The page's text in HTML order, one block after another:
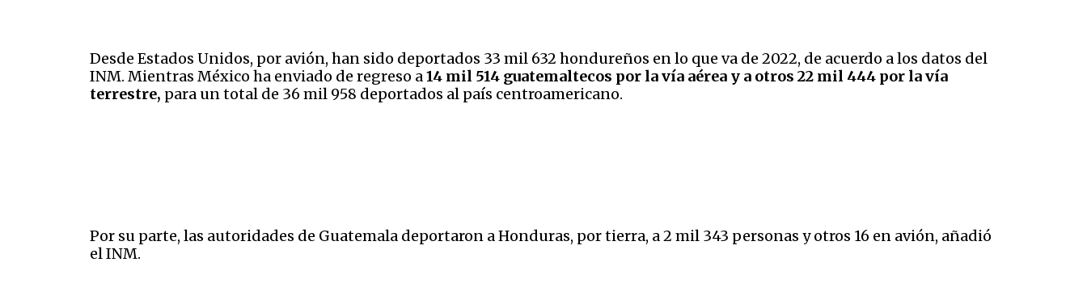
Desde Estados Unidos, por avión, han sido deportados 33 mil 632 hondureños en lo que va de 2022, de acuerdo a los datos del
INM. Mientras México ha enviado de regreso a 14 mil 514 guatemaltecos por la vía aérea y a otros 22 mil 444 por la vía
terrestre, para un total de 36 mil 958 deportados al país centroamericano.
Por su parte, las autoridades de Guatemala deportaron a Honduras, por tierra, a 2 mil 343 personas y otros 16 en avión, añadió
el INM.